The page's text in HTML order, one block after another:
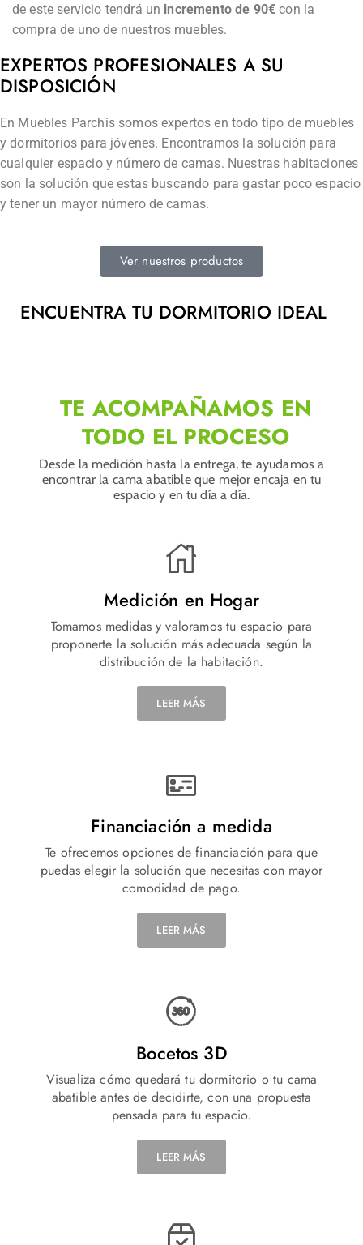
de este servicio tendrá un incremento de 90€ con la
compra de uno de nuestros muebles.
EXPERTOS PROFESIONALES A SU
DISPOSICIÓN
En Muebles Parchis somos expertos en todo tipo de muebles
y dormitorios para jóvenes. Encontramos la solución para
cualquier espacio y número de camas. Nuestras habitaciones
son la solución que estas buscando para gastar poco espacio
y tener un mayor número de camas.
Ver nuestros productos
ENCUENTRA TU DORMITORIO IDEAL
TE ACOMPAÑAMOS EN
TODO EL PROCESO
Desde la medición hasta la entrega, te ayudamos a
encontrar la cama abatible que mejor encaja en tu
espacio y en tu día a día.
Medición en Hogar
Tomamos medidas y valoramos tu espacio para
proponerte la solución más adecuada según la
distribución de la habitación.
LEER MÁS
Financiación a medida
Te ofrecemos opciones de financiación para que
puedas elegir la solución que necesitas con mayor
comodidad de pago.
LEER MÁS
Bocetos 3D
Visualiza cómo quedará tu dormitorio o tu cama
abatible antes de decidirte, con una propuesta
pensada para tu espacio.
LEER MÁS